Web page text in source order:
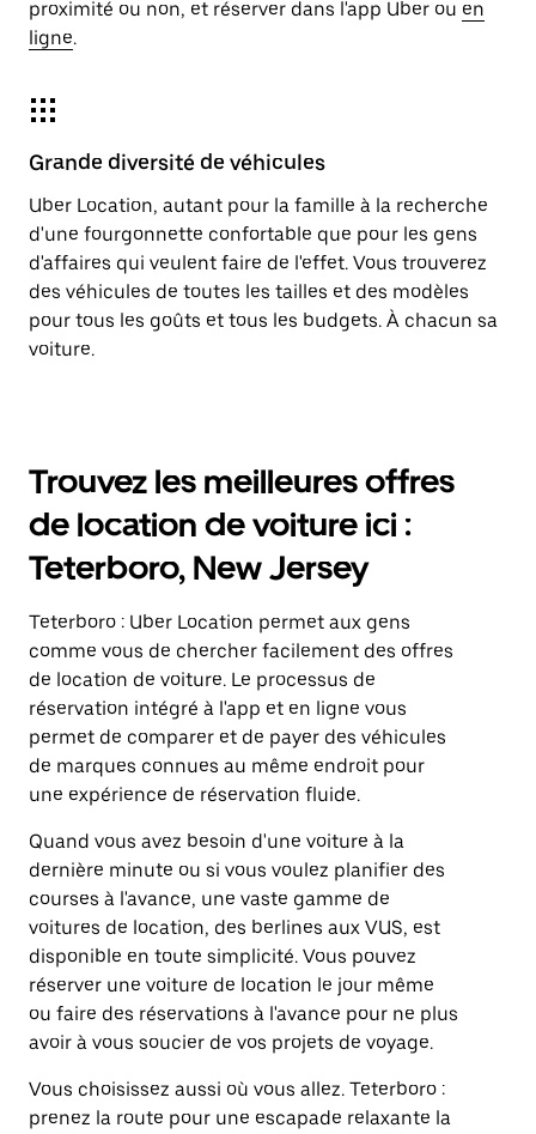
proximité ou non, et réserver dans l'app Uber ou en
ligne.
Grande diversité de véhicules
Uber Location, autant pour la famille à la recherche
d'une fourgonnette confortable que pour les gens
d'affaires qui veulent faire de l'effet. Vous trouverez
des véhicules de toutes les tailles et des modèles
pour tous les goûts et tous les budgets. À chacun sa
voiture.
Trouvez les meilleures offres
de location de voiture ici :
Teterboro, New Jersey
Teterboro : Uber Location permet aux gens
comme vous de chercher facilement des offres
de location de voiture. Le processus de
réservation intégré à l'app et en ligne vous
permet de comparer et de payer des véhicules
de marques connues au même endroit pour
une expérience de réservation fluide.
Quand vous avez besoin d'une voiture à la
dernière minute ou si vous voulez planifier des
courses à l'avance, une vaste gamme de
voitures de location, des berlines aux VUS, est
disponible en toute simplicité. Vous pouvez
réserver une voiture de location le jour même
ou faire des réservations à l'avance pour ne plus
avoir à vous soucier de vos projets de voyage.
Vous choisissez aussi où vous allez. Teterboro :
prenez la route pour une escapade relaxante la